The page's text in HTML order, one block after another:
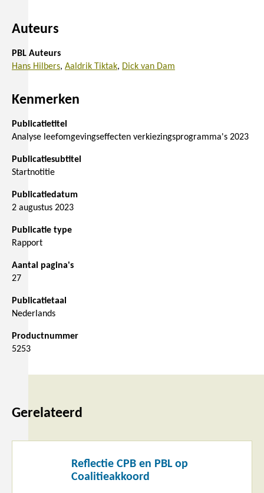
Auteurs
PBL Auteurs
Hans Hilbers Aaldrik Tiktak Dick van Dam
Kenmerken
Publicatietitel
Analyse leefomgevingseffecten verkiezingsprogramma's 2023
Publicatiesubtitel
Startnotitie
Publicatiedatum
2 augustus 2023
Publicatie type
Rapport
Aantal pagina's
27
Publicatietaal
Nederlands
Productnummer
5253
Gerelateerd
Reflectie CPB en PBL op
Coalitieakkoord